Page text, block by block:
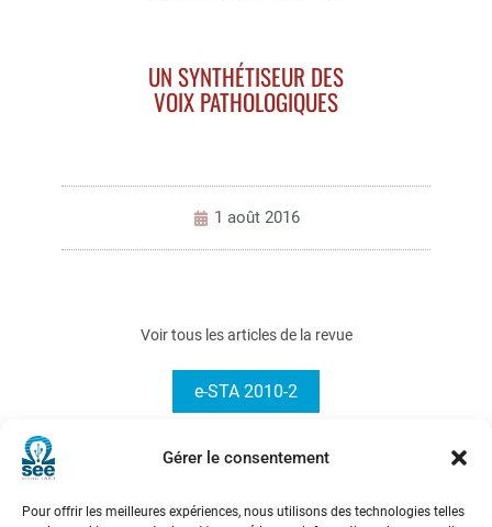
Gérer le consentement
Pour offrir les meilleures expériences, nous utilisons des technologies telles
UN SYNTHÉTISEUR DES
VOIX PATHOLOGIQUES
1 août 2016
Voir tous les articles de la revue
e-STA 2010-2